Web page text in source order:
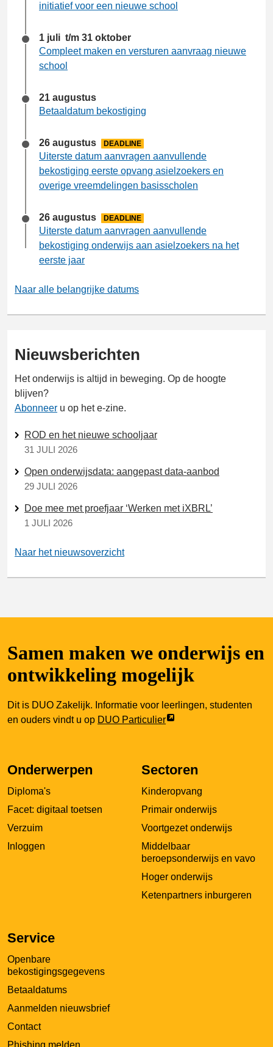
initiatief voor een nieuwe school
1 juli t/m 31 oktober
Compleet maken en versturen aanvraag nieuwe
school
21 augustus
Betaaldatum bekostiging
26 augustus DEADLINE
Uiterste datum aanvragen aanvullende
bekostiging eerste opvang asielzoekers en
overige vreemdelingen basisscholen
26 augustus DEADLINE
Uiterste datum aanvragen aanvullende
bekostiging onderwijs aan asielzoekers na het
eerste jaar
Naar alle belangrijke datums
Nieuwsberichten
Het onderwijs is altijd in beweging. Op de hoogte
blijven?
Abonneer u op het e-zine.
ROD en het nieuwe schooljaar
31 JULI 2026
Open onderwijsdata: aangepast data-aanbod
29 JULI 2026
Doe mee met proefjaar ‘Werken met iXBRL’
1 JULI 2026
Naar het nieuwsoverzicht
Samen maken we onderwijs en
ontwikkeling mogelijk
Dit is DUO Zakelijk. Informatie voor leerlingen, studenten
en ouders vindt u op DUO Particulier
Link
nieuw
Onderwerpen
Diploma's
Facet: digitaal toetsen
Verzuim
Inloggen
Sectoren
Kinderopvang
Primair onderwijs
Voortgezet onderwijs
Middelbaar
beroepsonderwijs en vavo
Hoger onderwijs
Ketenpartners inburgeren
Service
Openbare
bekostigingsgegevens
Betaaldatums
Aanmelden nieuwsbrief
Contact
Phishing melden